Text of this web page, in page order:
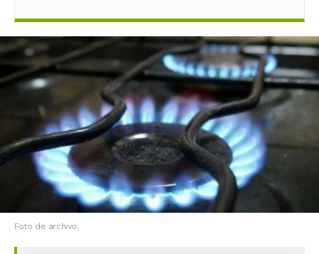
Foto de archivo.